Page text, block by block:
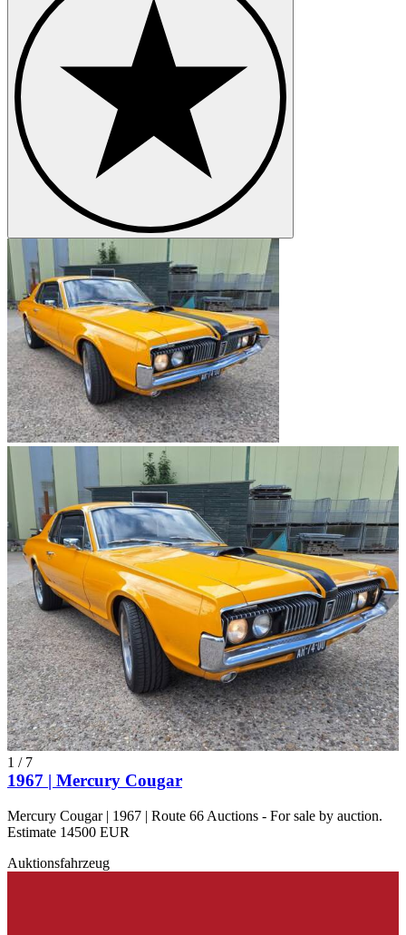
1 / 7
1967 | Mercury Cougar
Mercury Cougar | 1967 | Route 66 Auctions - For sale by auction.
Estimate 14500 EUR
Auktionsfahrzeug